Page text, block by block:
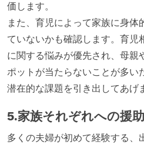
価します。
また、育児によって家族に身体
ていないかも確認します。育児
に関する悩みが優先され、母親
ポットが当たらないことが多い
潜在的な課題を引き出してあげ
5.家族それぞれへの援助
多くの夫婦が初めて経験する、